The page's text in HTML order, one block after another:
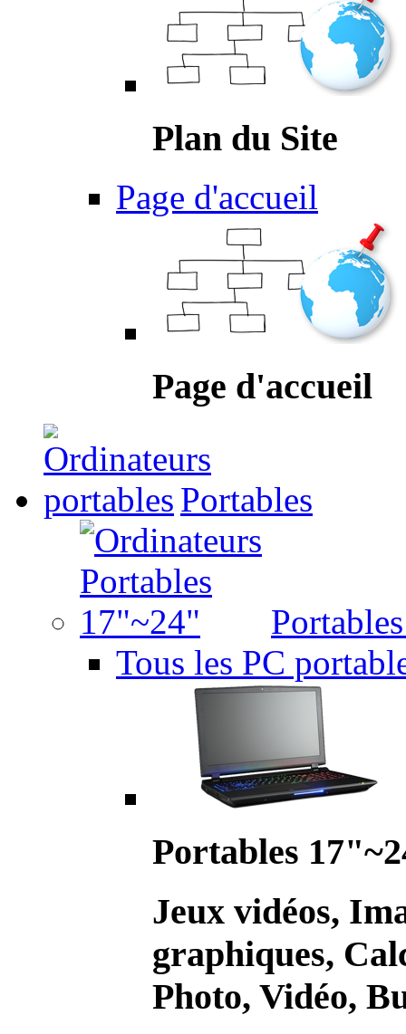
Plan du Site
Page d'accueil
Page d'accueil
Portables
Tous les PC
Portables
Jeux vidéos,
graphiques,
Photo, Vidéo,